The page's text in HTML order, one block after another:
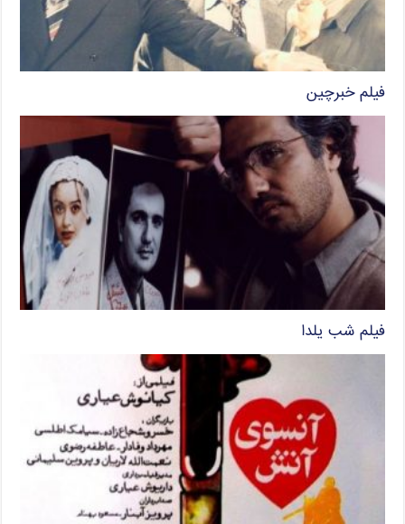
فیلم خبرچین
فیلم شب یلدا